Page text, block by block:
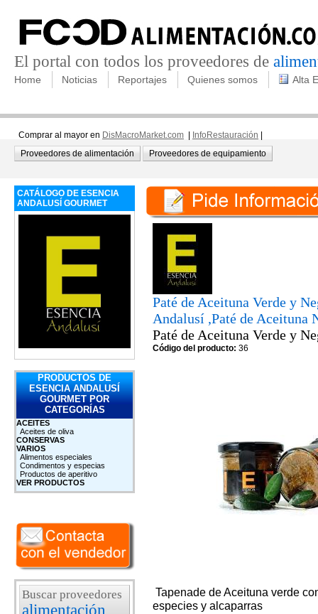
El portal con todos los proveedores de
Home Noticias Reportajes Quienes somos Alta
Comprar al mayor en DisMacroMarket.com InfoRestauración
Proveedores de alimentación
Proveedores de equipamiento
CATÁLOGO DE ESENCIA
ANDALUSÍ GOURMET
PRODUCTOS DE
ESENCIA ANDALUSÍ
GOURMET POR
CATEGORÍAS
ACEITES
Aceites de oliva
CONSERVAS
VARIOS
Alimentos especiales
Condimentos y especias
Productos de aperitivo
VER PRODUCTOS
Buscar proveedores
alimentación
Paté de Aceituna Verde y
Andalusí ,Paté de Aceituna
Paté de Aceituna Verde y
Código del producto: 36
Tapenade de Aceituna verde
especies y alcaparras